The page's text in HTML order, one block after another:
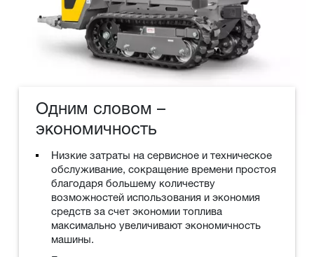
Одним словом –
экономичность
Низкие затраты на сервисное и техническое
обслуживание, сокращение времени простоя
благодаря большему количеству
возможностей использования и экономия
средств за счет экономии топлива
максимально увеличивают экономичность
машины.